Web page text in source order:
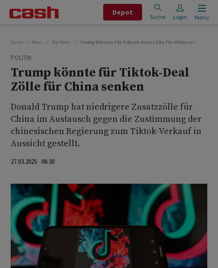
Depot
Suche Login Menu
Home News Top News Trump könnte für Tiktok-Deal Zölle für China senken
POLITIK
Trump könnte für Tiktok-Deal
Zölle für China senken
Donald Trump hat niedrigere Zusatzzölle für
China im Austausch gegen die Zustimmung der
chinesischen Regierung zum Tiktok-Verkauf in
Aussicht gestellt.
27.03.2025 06:30